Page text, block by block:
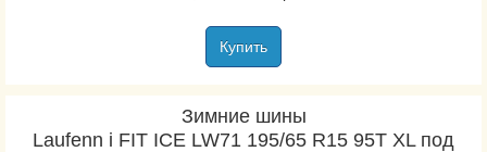
Купить
Зимние шины
Laufenn i FIT ICE LW71 195/65 R15 95T XL под